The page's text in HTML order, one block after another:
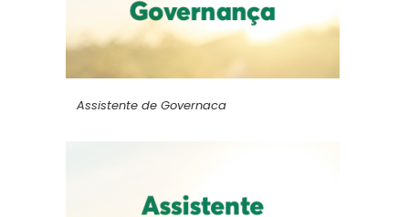
Assistente de Governaca